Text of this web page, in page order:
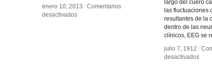
enero 10, 2013 / Comentarios
desactivadosen
enero 10, 2013 / Comentarios
desactivadosen
largo del cuero
las fluctuaciones
resultantes de la
dentro de las
clínicos, EEG se
julio 7, 1912 /
desactivadosen
julio 7, 1912 /
desactivadosen